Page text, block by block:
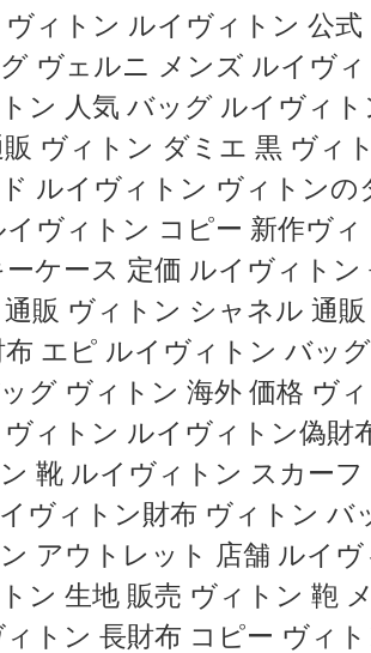
ヴィトン ルイヴィトン 公
ヴェルニ メンズ ルイヴ
ン 人気 バッグ ルイヴィ
ヴィトン ダミエ 黒 ヴィ
ルイヴィトン ヴィトン
イヴィトン コピー 新作ヴ
ーケース 定価 ルイヴィト
通販 ヴィトン シャネル 通
布 エピ ルイヴィトン バッ
グ ヴィトン 海外 価格 ヴ
ヴィトン ルイヴィトン偽財
靴 ルイヴィトン スカー
ヴィトン財布 ヴィトン バ
アウトレット 店舗 ルイ
ン 生地 販売 ヴィトン 鞄
ィトン 長財布 コピー ヴィ